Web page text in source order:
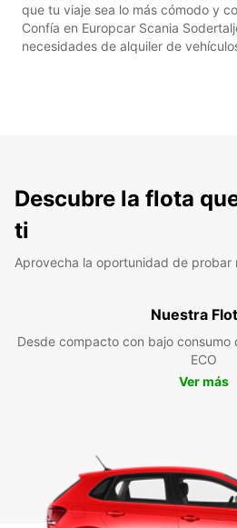
que tu viaje sea lo más cómodo y
Confía en Europcar Scania
necesidades de alquiler de
Descubre la flota
ti
Aprovecha la oportunidad de probar
Nuestra
Desde compacto con bajo
ECO
Ver más